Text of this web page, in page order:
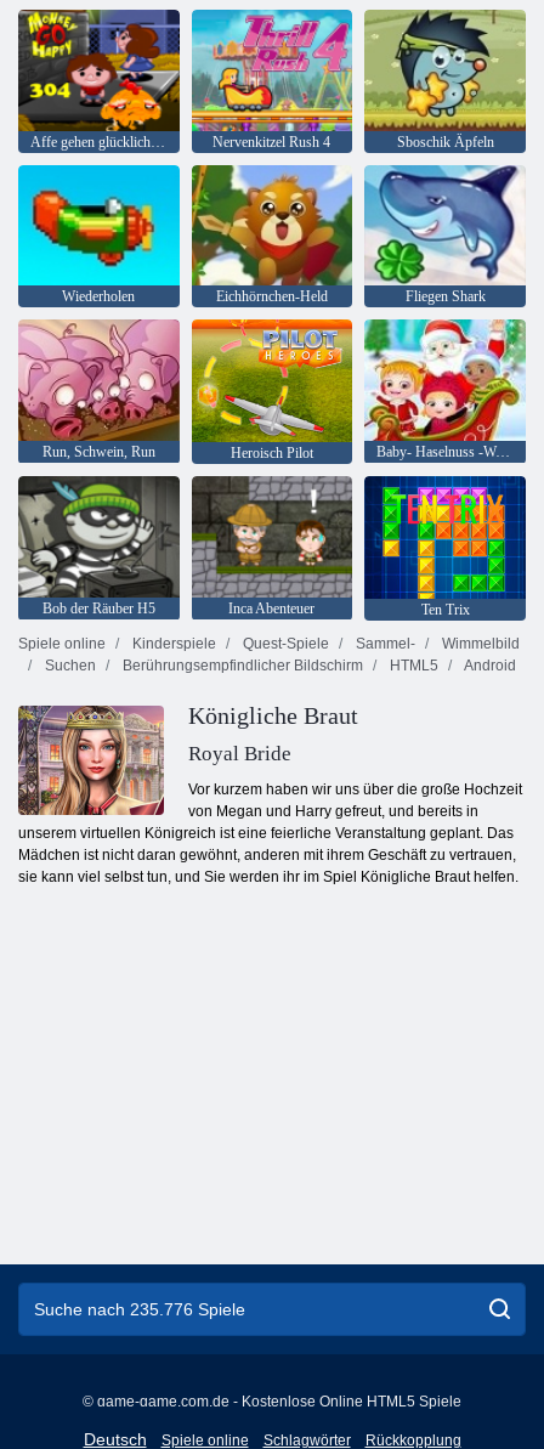
Affe gehen glücklich Stadium 304 Nervenkitzel Rush 4 Sboschik Äpfeln
Wiederholen Eichhörnchen-Held Fliegen Shark
Run, Schwein, Run Heroisch Pilot Baby- Haselnuss -Weihnachtsüberraschung
Bob der Räuber H5 Inca Abenteuer
Ten Trix
Spiele online
Kinderspiele Quest-Spiele Sammel-
Wimmelbild
Suchen
Berührungsempfindlicher Bildschirm HTML5 Android
Königliche Braut
Royal Bride
Vor kurzem haben wir uns über die große Hochzeit
von Megan und Harry gefreut, und bereits in
unserem virtuellen Königreich ist eine feierliche Veranstaltung geplant. Das
Mädchen ist nicht daran gewöhnt, anderen mit ihrem Geschäft zu vertrauen,
sie kann viel selbst tun, und Sie werden ihr im Spiel Königliche Braut helfen.
© game-game.com.de - Kostenlose Online HTML5 Spiele
Deutsch
English
Spiele online Schlagwörter Rückkopplung